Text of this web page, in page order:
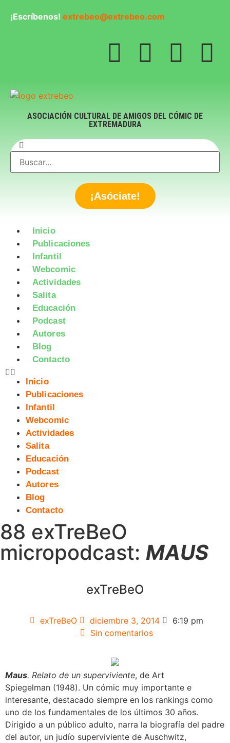
¡Escríbenos! extrebeo@extrebeo.com
ASOCIACIÓN CULTURAL DE AMIGOS DEL CÓMIC DE
EXTREMADURA
¡Asóciate!
Inicio
Publicaciones
Infantil
Webcomic
Actividades
Salita
Educación
Podcast
Autores
Blog
Contacto
Inicio
Publicaciones
Infantil
Webcomic
Actividades
Salita
Educación
Podcast
Autores
Blog
Contacto
88 exTreBeO
micropodcast: MAUS
exTreBeO
exTreBeO diciembre 3, 2014
6:19 pm
Sin comentarios
Maus. Relato de un superviviente, de Art
Spiegelman (1948). Un cómic muy importante e
interesante, destacado siempre en los rankings como
uno de los fundamentales de los últimos 30 años.
Dirigido a un público adulto, narra la biografía del padre
del autor, un judío superviviente de Auschwitz,